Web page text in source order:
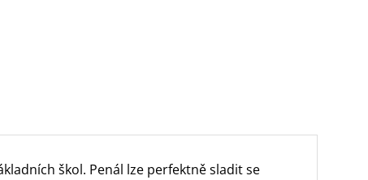
škol. Penál lze perfektně sladit se